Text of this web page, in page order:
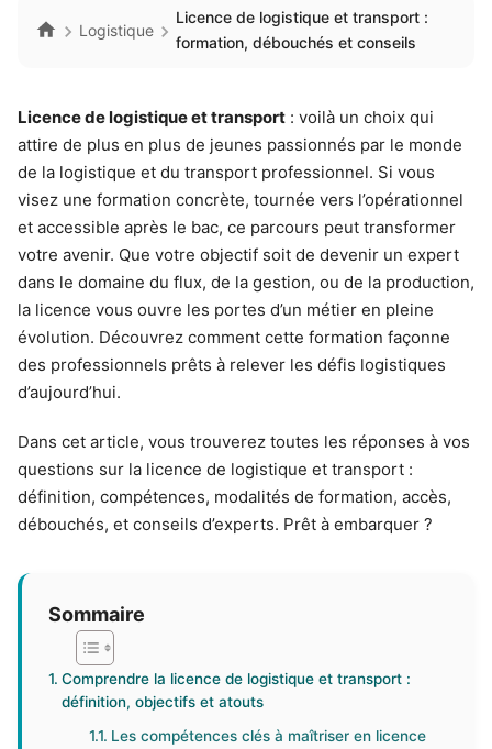
Logistique
Licence de logistique et transport :
formation, débouchés et conseils
Licence de logistique et transport : voilà un choix qui
attire de plus en plus de jeunes passionnés par le monde
de la logistique et du transport professionnel. Si vous
visez une formation concrète, tournée vers l’opérationnel
et accessible après le bac, ce parcours peut transformer
votre avenir. Que votre objectif soit de devenir un expert
dans le domaine du flux, de la gestion, ou de la production,
la licence vous ouvre les portes d’un métier en pleine
évolution. Découvrez comment cette formation façonne
des professionnels prêts à relever les défis logistiques
d’aujourd’hui.
Dans cet article, vous trouverez toutes les réponses à vos
questions sur la licence de logistique et transport :
définition, compétences, modalités de formation, accès,
débouchés, et conseils d’experts. Prêt à embarquer ?
Sommaire
Comprendre la licence de logistique et transport :
définition, objectifs et atouts
Les compétences clés à maîtriser en licence